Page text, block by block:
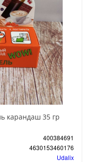
карандаш 35 гр
400384691
4630153460176
Udalix